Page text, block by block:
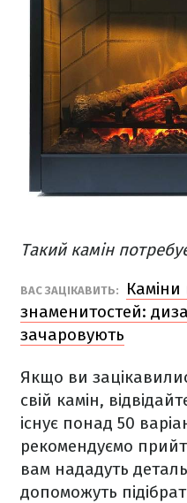
Такий камін
ВАС ЗАЦІКАВИТЬ:
знаменитостей:
зачаровують
Якщо ви
свій камін,
існує понад 50
рекомендуємо
вам нададуть
допоможуть